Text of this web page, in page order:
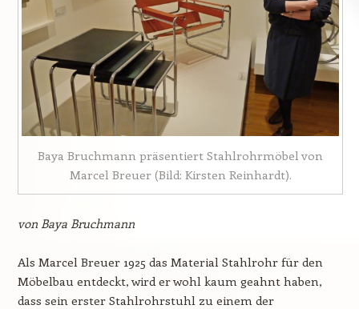
Baya Bruchmann präsentiert Stahlrohrmöbel von
Marcel Breuer (Bild: Kirsten Reinhardt).
von Baya Bruchmann
Als Marcel Breuer 1925 das Material Stahlrohr für den
Möbelbau entdeckt, wird er wohl kaum geahnt haben,
dass sein erster Stahlrohrstuhl zu einem der